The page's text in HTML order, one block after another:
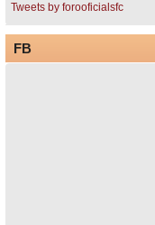
Tweets by forooficialsfc
FB